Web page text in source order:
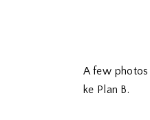
A few photos
ke Plan B.